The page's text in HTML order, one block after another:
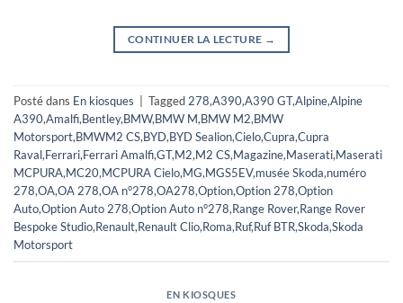
CONTINUER LA LECTURE →
Posté dans En kiosques Tagged 278,A390,A390 GT,Alpine,Alpine
A390,Amalfi,Bentley,BMW,BMW M,BMW M2,BMW
Motorsport,BMWM2 CS,BYD,BYD Sealion,Cielo,Cupra,Cupra
Raval,Ferrari,Ferrari Amalfi,GT,M2,M2 CS,Magazine,Maserati,Maserati
MCPURA,MC20,MCPURA Cielo,MG,MGS5EV,musée Skoda,numéro
278,OA,OA 278,OA n°278,OA278,Option,Option 278,Option
Auto,Option Auto 278,Option Auto n°278,Range Rover,Range Rover
Bespoke Studio,Renault,Renault Clio,Roma,Ruf,Ruf BTR,Skoda,Skoda
Motorsport
EN KIOSQUES